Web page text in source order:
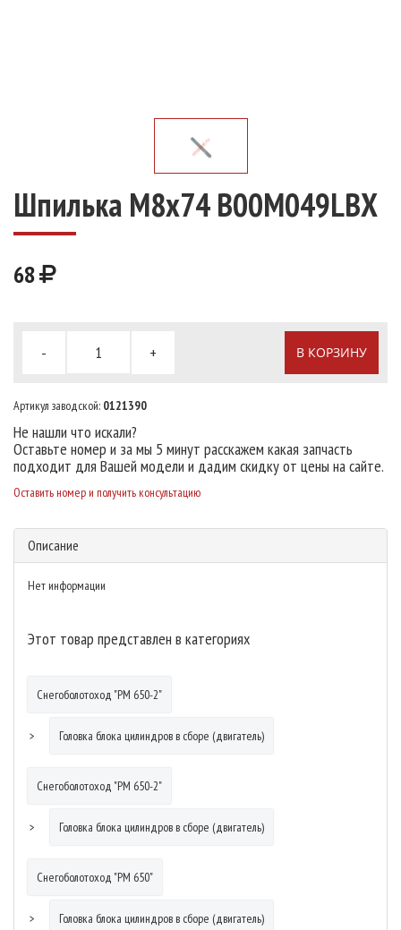
Шпилька М8х74 B00M049LBX
68
- + В КОРЗИНУ
Артикул заводской: 0121390
Не нашли что искали?
Оставьте номер и за мы 5 минут расскажем какая запчасть
подходит для Вашей модели и дадим скидку от цены на сайте.
Оставить номер и получить консультацию
Описание
Нет информации
Этот товар представлен в категориях
Снегоболотоход "РМ 650-2"
Головка блока цилиндров в сборе (двигатель)
Снегоболотоход "РМ 650-2"
Головка блока цилиндров в сборе (двигатель)
Снегоболотоход "РМ 650"
Головка блока цилиндров в сборе (двигатель)